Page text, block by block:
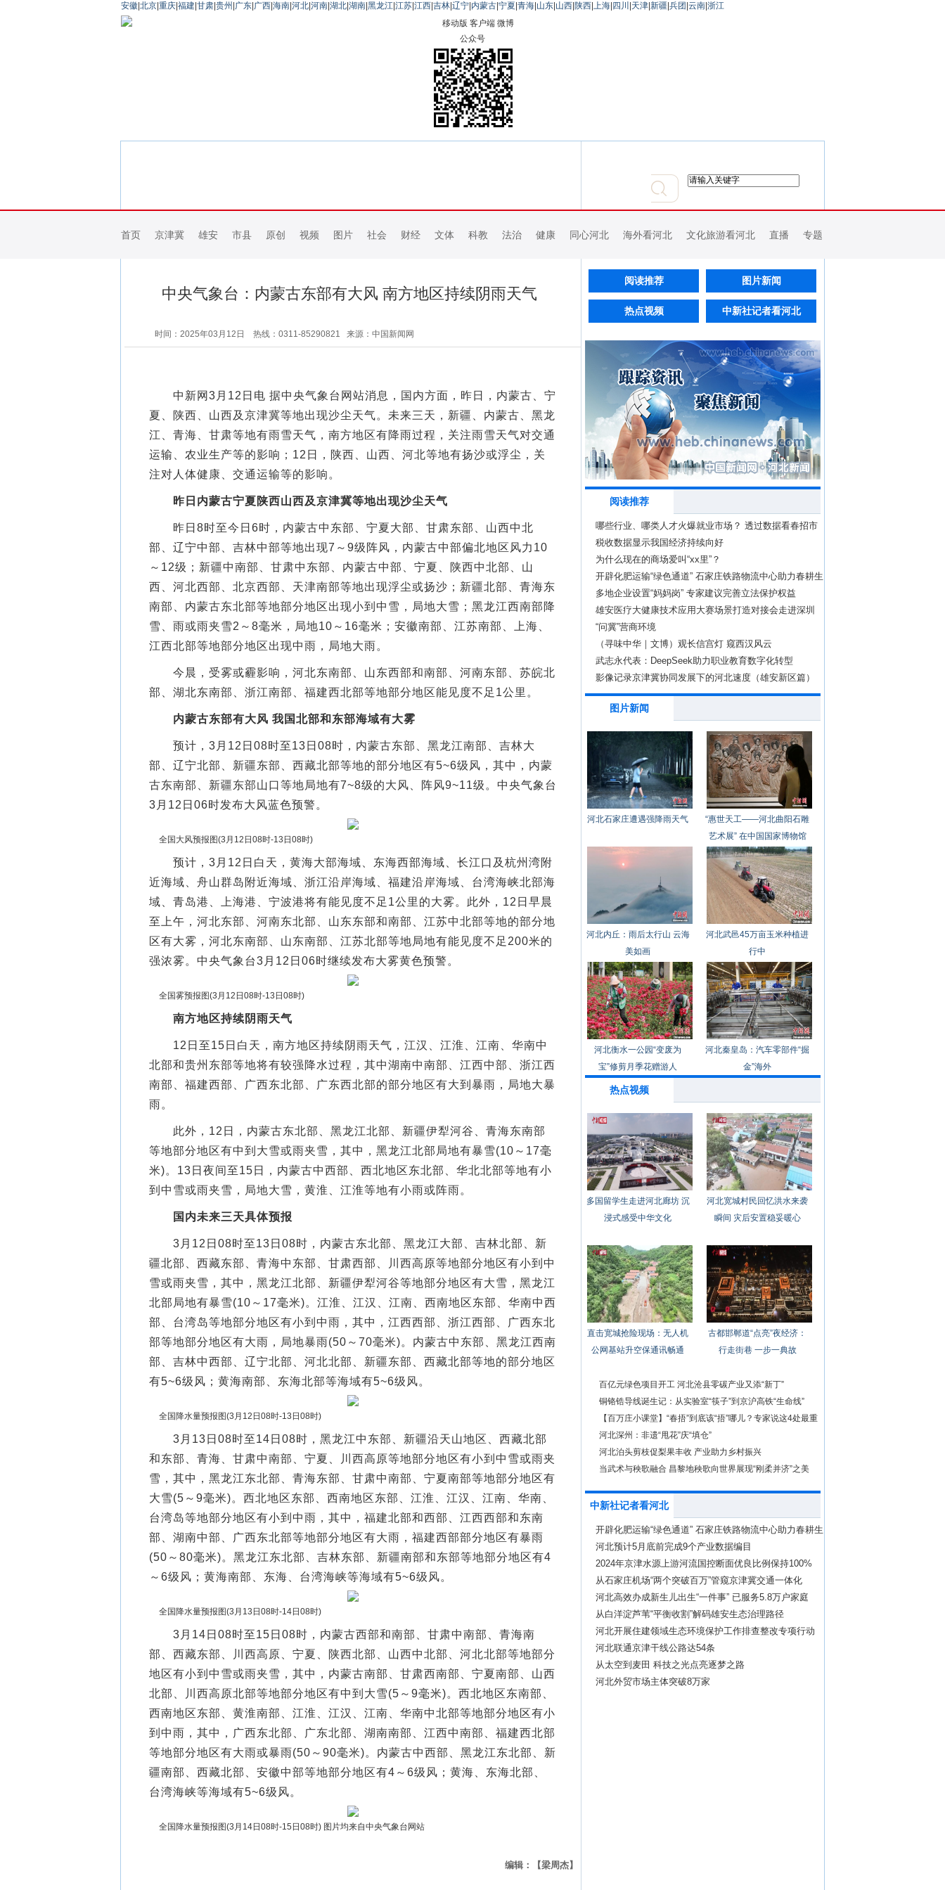
安徽 北京 重庆 福建 甘肃 贵州 广东 广西 海南 河北 河南 湖北 湖南 黑龙江 江苏 江西 吉林 辽宁 内蒙古 宁夏 青海 山东 山西 陕西 上海 四川 天津 新疆 兵团 云南 浙江
移动版 客户端 微博
公众号
首页 京津冀 雄安 市县 原创 视频 图片 社会 财经 文体 科教 法治 健康 同心河北 海外看河北 文化旅游看河北 直播 专题
中央气象台：内蒙古东部有大风 南方地区持续阴雨天气
时间：2025年03月12日 热线：0311-85290821 来源：中国新闻网
中新网3月12日电 据中央气象台网站消息，国内方面，昨日，内蒙古、宁
夏、陕西、山西及京津冀等地出现沙尘天气。未来三天，新疆、内蒙古、黑龙
江、青海、甘肃等地有雨雪天气，南方地区有降雨过程，关注雨雪天气对交通
运输、农业生产等的影响；12日，陕西、山西、河北等地有扬沙或浮尘，关
注对人体健康、交通运输等的影响。
昨日内蒙古宁夏陕西山西及京津冀等地出现沙尘天气
昨日8时至今日6时，内蒙古中东部、宁夏大部、甘肃东部、山西中北
部、辽宁中部、吉林中部等地出现7～9级阵风，内蒙古中部偏北地区风力10
～12级；新疆中南部、甘肃中东部、内蒙古中部、宁夏、陕西中北部、山
西、河北西部、北京西部、天津南部等地出现浮尘或扬沙；新疆北部、青海东
南部、内蒙古东北部等地部分地区出现小到中雪，局地大雪；黑龙江西南部降
雪、雨或雨夹雪2～8毫米，局地10～16毫米；安徽南部、江苏南部、上海、
江西北部等地部分地区出现中雨，局地大雨。
今晨，受雾或霾影响，河北东南部、山东西部和南部、河南东部、苏皖北
部、湖北东南部、浙江南部、福建西北部等地部分地区能见度不足1公里。
内蒙古东部有大风 我国北部和东部海域有大雾
预计，3月12日08时至13日08时，内蒙古东部、黑龙江南部、吉林大
部、辽宁北部、新疆东部、西藏北部等地的部分地区有5~6级风，其中，内蒙
古东南部、新疆东部山口等地局地有7~8级的大风、阵风9~11级。中央气象台
3月12日06时发布大风蓝色预警。
全国大风预报图(3月12日08时-13日08时)
预计，3月12日白天，黄海大部海域、东海西部海域、长江口及杭州湾附
近海域、舟山群岛附近海域、浙江沿岸海域、福建沿岸海域、台湾海峡北部海
域、青岛港、上海港、宁波港将有能见度不足1公里的大雾。此外，12日早晨
至上午，河北东部、河南东北部、山东东部和南部、江苏中北部等地的部分地
区有大雾，河北东南部、山东南部、江苏北部等地局地有能见度不足200米的
强浓雾。中央气象台3月12日06时继续发布大雾黄色预警。
全国雾预报图(3月12日08时-13日08时)
南方地区持续阴雨天气
12日至15日白天，南方地区持续阴雨天气，江汉、江淮、江南、华南中
北部和贵州东部等地将有较强降水过程，其中湖南中南部、江西中部、浙江西
南部、福建西部、广西东北部、广东西北部的部分地区有大到暴雨，局地大暴
雨。
此外，12日，内蒙古东北部、黑龙江北部、新疆伊犁河谷、青海东南部
等地部分地区有中到大雪或雨夹雪，其中，黑龙江北部局地有暴雪(10～17毫
米)。13日夜间至15日，内蒙古中西部、西北地区东北部、华北北部等地有小
到中雪或雨夹雪，局地大雪，黄淮、江淮等地有小雨或阵雨。
国内未来三天具体预报
3月12日08时至13日08时，内蒙古东北部、黑龙江大部、吉林北部、新
疆北部、西藏东部、青海中东部、甘肃西部、川西高原等地部分地区有小到中
雪或雨夹雪，其中，黑龙江北部、新疆伊犁河谷等地部分地区有大雪，黑龙江
北部局地有暴雪(10～17毫米)。江淮、江汉、江南、西南地区东部、华南中西
部、台湾岛等地部分地区有小到中雨，其中，江西西部、浙江西部、广西东北
部等地部分地区有大雨，局地暴雨(50～70毫米)。内蒙古中东部、黑龙江西南
部、吉林中西部、辽宁北部、河北北部、新疆东部、西藏北部等地的部分地区
有5~6级风；黄海南部、东海北部等海域有5~6级风。
全国降水量预报图(3月12日08时-13日08时)
3月13日08时至14日08时，黑龙江中东部、新疆沿天山地区、西藏北部
和东部、青海、甘肃中南部、宁夏、川西高原等地部分地区有小到中雪或雨夹
雪，其中，黑龙江东北部、青海东部、甘肃中南部、宁夏南部等地部分地区有
大雪(5～9毫米)。西北地区东部、西南地区东部、江淮、江汉、江南、华南、
台湾岛等地部分地区有小到中雨，其中，福建北部和西部、江西西部和东南
部、湖南中部、广西东北部等地部分地区有大雨，福建西部部分地区有暴雨
(50～80毫米)。黑龙江东北部、吉林东部、新疆南部和东部等地部分地区有4
～6级风；黄海南部、东海、台湾海峡等海域有5~6级风。
全国降水量预报图(3月13日08时-14日08时)
3月14日08时至15日08时，内蒙古西部和南部、甘肃中南部、青海南
部、西藏东部、川西高原、宁夏、陕西北部、山西中北部、河北北部等地部分
地区有小到中雪或雨夹雪，其中，内蒙古南部、甘肃西南部、宁夏南部、山西
北部、川西高原北部等地部分地区有中到大雪(5～9毫米)。西北地区东南部、
西南地区东部、黄淮南部、江淮、江汉、江南、华南中北部等地部分地区有小
到中雨，其中，广西东北部、广东北部、湖南南部、江西中南部、福建西北部
等地部分地区有大雨或暴雨(50～90毫米)。内蒙古中西部、黑龙江东北部、新
疆南部、西藏北部、安徽中部等地部分地区有4～6级风；黄海、东海北部、
台湾海峡等海域有5~6级风。
全国降水量预报图(3月14日08时-15日08时) 图片均来自中央气象台网站
编辑：【梁周杰】
阅读推荐 图片新闻
热点视频 中新社记者看河北
阅读推荐
哪些行业、哪类人才火爆就业市场？ 透过数据看春招市
场新动向
税收数据显示我国经济持续向好
为什么现在的商场爱叫“xx里”？
开辟化肥运输“绿色通道” 石家庄铁路物流中心助力春耕生
产
多地企业设置“妈妈岗” 专家建议完善立法保护权益
雄安医疗大健康技术应用大赛场景打造对接会走进深圳
“问冀”营商环境
（寻味中华｜文博）观长信宫灯 窥西汉风云
武志永代表：DeepSeek助力职业教育数字化转型
影像记录京津冀协同发展下的河北速度（雄安新区篇）
图片新闻
河北石家庄遭遇强降雨天气
“惠世天工——河北曲阳石雕
艺术展” 在中国国家博物馆
开幕
河北内丘：雨后太行山 云海
美如画
河北武邑45万亩玉米种植进
行中
河北衡水一公园“变废为
宝”修剪月季花赠游人
河北秦皇岛：汽车零部件“掘
金”海外
热点视频
多国留学生走进河北廊坊 沉
浸式感受中华文化
河北宽城村民回忆洪水来袭
瞬间 灾后安置稳妥暖心
直击宽城抢险现场：无人机
公网基站升空保通讯畅通
古都邯郸道“点亮”夜经济：
行走街巷 一步一典故
百亿元绿色项目开工 河北沧县零碳产业又添“新丁”
铜铬锆导线诞生记：从实验室“筷子”到京沪高铁“生命线”
【百万庄小课堂】“春捂”到底该“捂”哪儿？专家说这4处最重
要
河北深州：非遗“甩花”庆“填仓”
河北泊头剪枝促梨果丰收 产业助力乡村振兴
当武术与秧歌融合 昌黎地秧歌向世界展现“刚柔并济”之美
中新社记者看河北
开辟化肥运输“绿色通道” 石家庄铁路物流中心助力春耕生
产
河北预计5月底前完成9个产业数据编目
2024年京津水源上游河流国控断面优良比例保持100%
从石家庄机场“两个突破百万”管窥京津冀交通一体化
河北高效办成新生儿出生“一件事” 已服务5.8万户家庭
从白洋淀芦苇“平衡收割”解码雄安生态治理路径
河北开展住建领域生态环境保护工作排查整改专项行动
河北联通京津干线公路达54条
从太空到麦田 科技之光点亮逐梦之路
河北外贸市场主体突破8万家